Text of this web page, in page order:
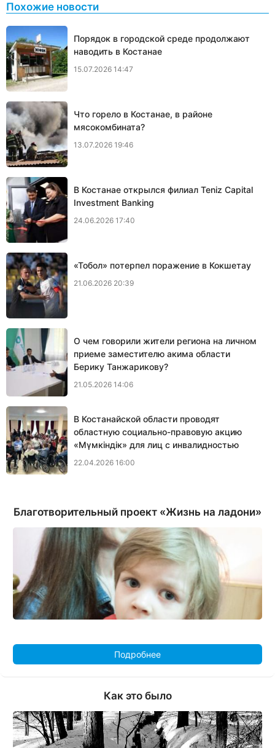
Похожие новости
Порядок в городской среде продолжают
наводить в Костанае
15.07.2026 14:47
Что горело в Костанае, в районе
мясокомбината?
13.07.2026 19:46
В Костанае открылся филиал Teniz Capital
Investment Banking
24.06.2026 17:40
«Тобол» потерпел поражение в Кокшетау
21.06.2026 20:39
О чем говорили жители региона на личном
приеме заместителю акима области
Берику Танжарикову?
21.05.2026 14:06
В Костанайской области проводят
областную социально-правовую акцию
«Мүмкіндік» для лиц с инвалидностью
22.04.2026 16:00
Благотворительный проект «Жизнь на ладони»
Подробнее
Как это было